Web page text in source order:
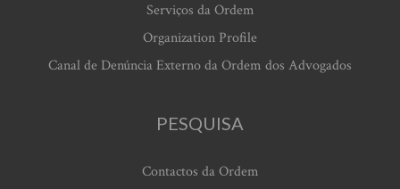
Serviços da Ordem
Organization Profile
Canal de Denúncia Externo da Ordem dos Advogados
PESQUISA
Contactos da Ordem